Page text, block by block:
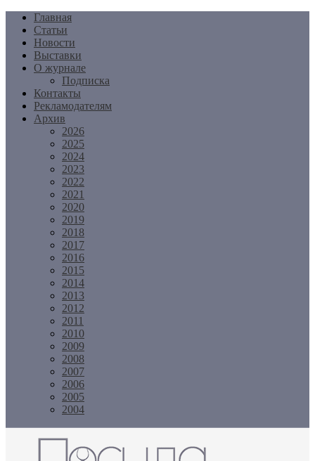
Перейти
содержимому
Главная
Статьи
Новости
Выставки
О журнале
Подписка
Контакты
Рекламодателям
Архив
2026
2025
2024
2023
2022
2021
2020
2019
2018
2017
2016
2015
2014
2013
2012
2011
2010
2009
2008
2007
2006
2005
2004